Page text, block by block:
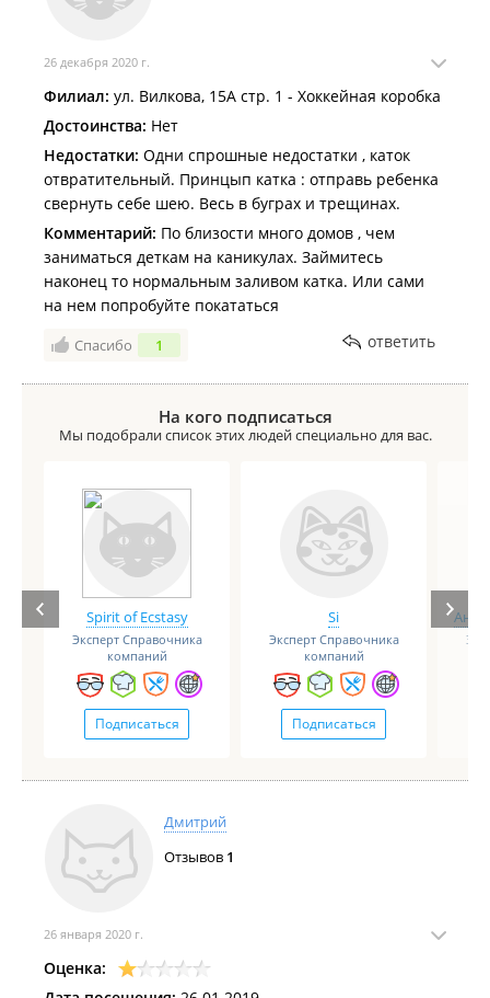
26 декабря 2020 г.
Филиал: ул. Вилкова, 15А стр. 1 - Хоккейная коробка
Достоинства: Нет
Недостатки: Одни спрошные недостатки , каток
отвратительный. Принцып катка : отправь ребенка
свернуть себе шею. Весь в буграх и трещинах.
Комментарий: По близости много домов , чем
заниматься деткам на каникулах. Займитесь
наконец то нормальным заливом катка. Или сами
на нем попробуйте покататься
Спасибо 1 ответить
На кого подписаться
Мы подобрали список этих людей специально для вас.
Spirit of Ecstasy
Эксперт Справочника
компаний
Подписаться
Si
Эксперт Справочника
компаний
Подписаться
Дмитрий
Отзывов 1
26 января 2020 г.
Оценка: